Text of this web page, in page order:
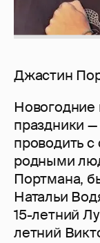
Джастин
Новогодние
праздники
проводить
родными
Портмана,
Натальи
15-летний
летний